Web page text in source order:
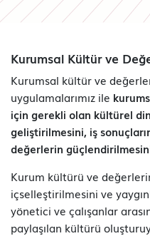
Kurumsal Kültür ve
Kurumsal kültür ve
uygulamalarımız ile
için gerekli olan kültürel
geliştirilmesini, iş
değerlerin
Kurum kültürü ve
içselleştirilmesini ve
yönetici ve çalışanlar
paylaşılan kültürü